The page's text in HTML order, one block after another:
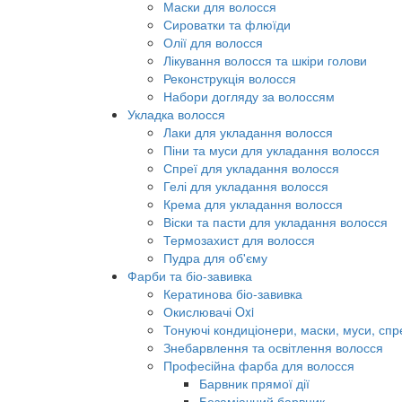
Маски для волосся
Сироватки та флюїди
Олії для волосся
Лікування волосся та шкіри голови
Реконструкція волосся
Набори догляду за волоссям
Укладка волосся
Лаки для укладання волосся
Піни та муси для укладання волосся
Спреї для укладання волосся
Гелі для укладання волосся
Крема для укладання волосся
Віски та пасти для укладання волосся
Термозахист для волосся
Пудра для об'єму
Фарби та біо-завивка
Кератинова біо-завивка
Окислювачі Oxi
Тонуючі кондиціонери, маски, муси,
Знебарвлення та освітлення волосся
Професійна фарба для волосся
Барвник прямої дії